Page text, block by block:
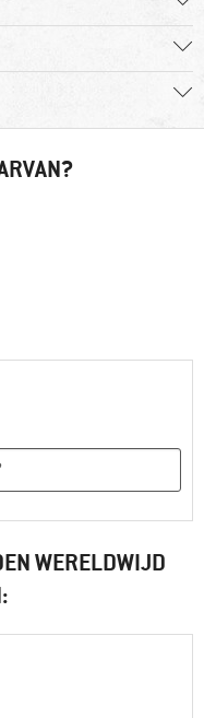
WERELDWIJD